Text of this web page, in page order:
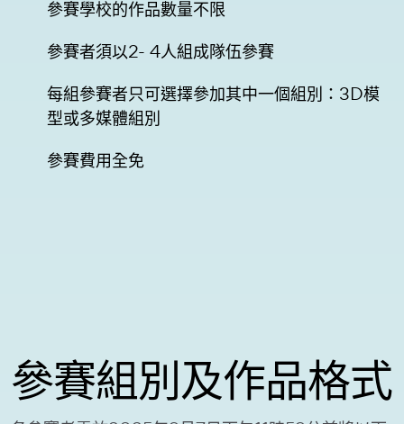
參賽學校的作品數量不限
參賽者須以2- 4人組成隊伍參賽
每組參賽者只可選擇參加其中一個組別：3D模
型或多媒體組別
參賽費用全免
參賽組別及作品格式